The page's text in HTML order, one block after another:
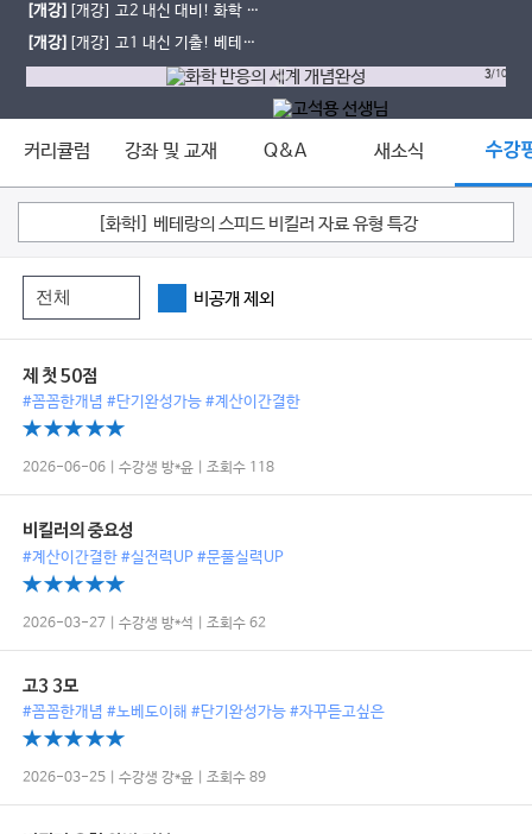
[개강] [개강] 고2 내신 대비! 화학 반
응의 세계 베테랑의 개념완성 (진로선
택)
[개강] [개강] 고1 내신 기출! 베테랑
의 완자 기출PICK 통합과학2(문제풀
3/10
커리큘럼 강좌 및 교재 Q&A 새소식 수강
[화학l] 베테랑의 스피드 비킬러 자료 유형 특강
비공개 제외
제 첫 50점
#꼼꼼한개념 #단기완성가능 #계산이간결한
2026-06-06 | 수강생 방*윤 | 조회수 118
비킬러의 중요성
#계산이간결한 #실전력UP #문풀실력UP
2026-03-27 | 수강생 방*석 | 조회수 62
고3 3모
#꼼꼼한개념 #노베도이해 #단기완성가능 #자꾸듣고싶은
2026-03-25 | 수강생 강*윤 | 조회수 89